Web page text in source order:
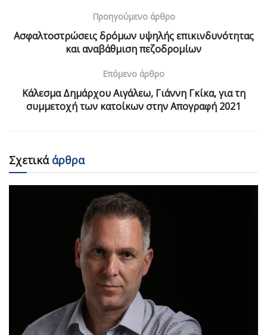
Προηγούμενο άρθρο
Aσφαλτοστρώσεις δρόμων υψηλής επικινδυνότητας
και αναβάθμιση πεζοδρομίων
Επόμενο άρθρο
Κάλεσμα Δημάρχου Αιγάλεω, Γιάννη Γκίκα, για τη
συμμετοχή των κατοίκων στην Απογραφή 2021
Σχετικάάρθρα